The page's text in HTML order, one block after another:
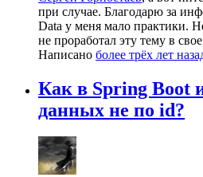
при случае. Благодарю за
Data у меня мало практики.
не проработал эту тему в
Написано более трёх лет
Как в Spring Boot
данных не по id?